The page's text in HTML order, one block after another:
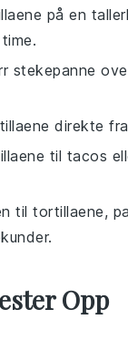
på en
stekepanne
direkte
til tacos
til tortillaene,
Opp